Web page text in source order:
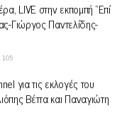
LIVE στην εκπομπή “Επί
Γιώργος Παντελίδης-
105
για τις εκλογές του
Βέττα και Παναγιώτη